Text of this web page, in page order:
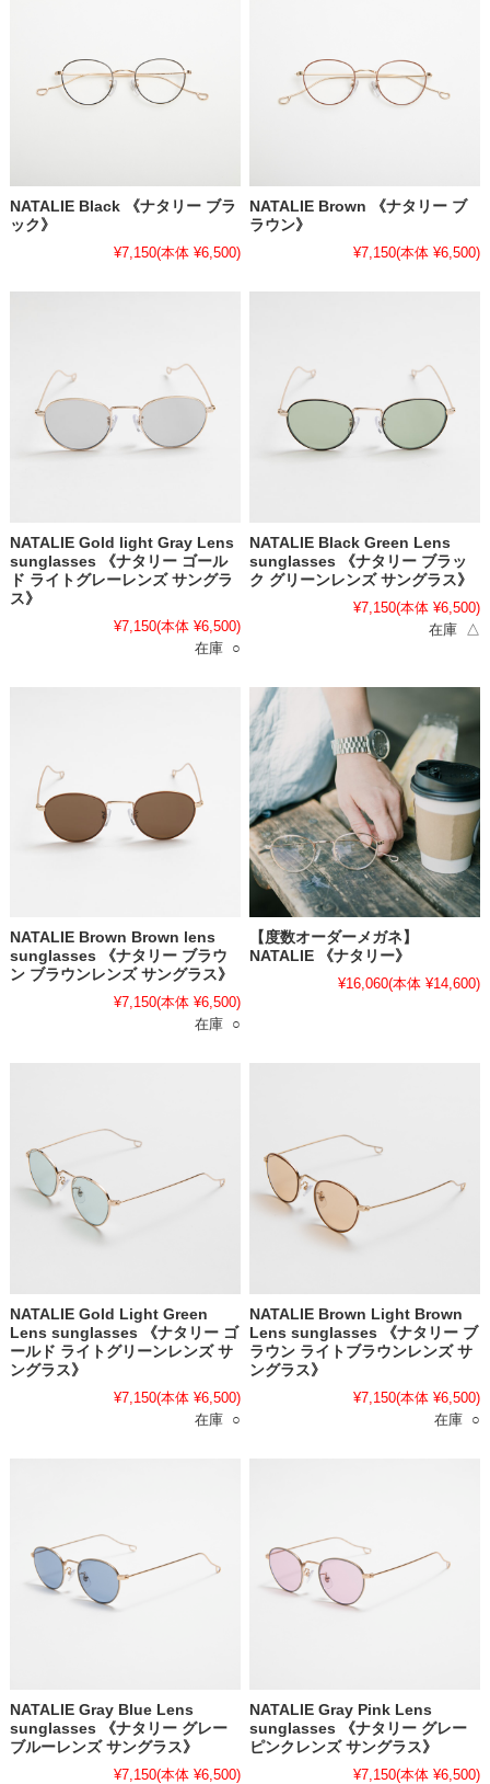
NATALIE Black 《ナタリー ブラ
ック》
¥7,150(本体 ¥6,500)
NATALIE Brown 《ナタリー ブ
ラウン》
¥7,150(本体 ¥6,500)
NATALIE Gold light Gray Lens
sunglasses 《ナタリー ゴール
ド ライトグレーレンズ サングラ
ス》
¥7,150(本体 ¥6,500)
在庫 ○
NATALIE Black Green Lens
sunglasses 《ナタリー ブラッ
ク グリーンレンズ サングラス》
¥7,150(本体 ¥6,500)
在庫 △
NATALIE Brown Brown lens
sunglasses 《ナタリー ブラウ
ン ブラウンレンズ サングラス》
¥7,150(本体 ¥6,500)
在庫 ○
【度数オーダーメガネ】
NATALIE 《ナタリー》
¥16,060(本体 ¥14,600)
NATALIE Gold Light Green
Lens sunglasses 《ナタリー ゴ
ールド ライトグリーンレンズ サ
ングラス》
¥7,150(本体 ¥6,500)
在庫 ○
NATALIE Brown Light Brown
Lens sunglasses 《ナタリー ブ
ラウン ライトブラウンレンズ サ
ングラス》
¥7,150(本体 ¥6,500)
在庫 ○
NATALIE Gray Blue Lens
sunglasses 《ナタリー グレー
ブルーレンズ サングラス》
¥7,150(本体 ¥6,500)
NATALIE Gray Pink Lens
sunglasses 《ナタリー グレー
ピンクレンズ サングラス》
¥7,150(本体 ¥6,500)